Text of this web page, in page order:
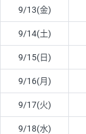
9/13(金)
9/14(土)
9/15(日)
9/16(月)
9/17(火)
9/18(水)